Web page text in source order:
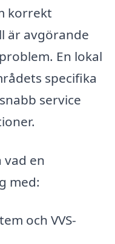
korrekt
är avgörande
En lokal
specifika
service
vad en
med:
och VVS-